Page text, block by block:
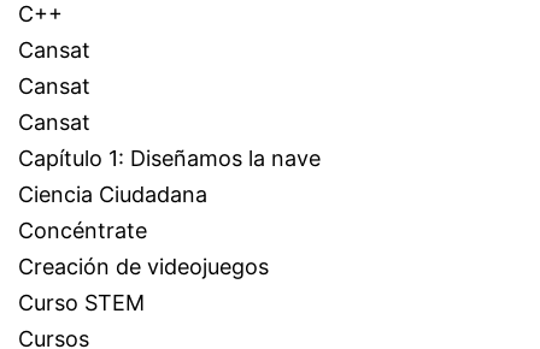
C++
Cansat
Cansat
Cansat
Capítulo 1: Diseñamos la nave
Ciencia Ciudadana
Concéntrate
Creación de videojuegos
Curso STEM
Cursos